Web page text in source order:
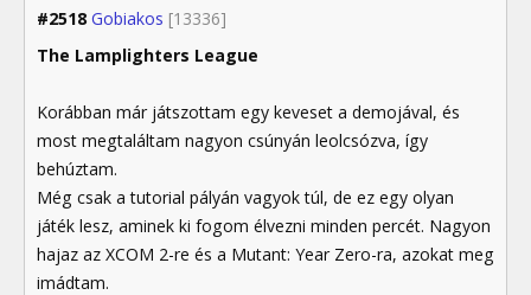
#2518 Gobiakos [13336]
The Lamplighters League
Korábban már játszottam egy keveset a demojával, és
most megtaláltam nagyon csúnyán leolcsózva, így
behúztam.
Még csak a tutorial pályán vagyok túl, de ez egy olyan
játék lesz, aminek ki fogom élvezni minden percét. Nagyon
hajaz az XCOM 2-re és a Mutant: Year Zero-ra, azokat meg
imádtam.